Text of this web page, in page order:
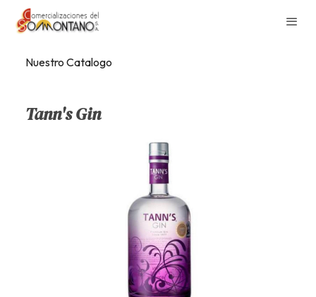
Nuestro Catalogo
Tann's Gin